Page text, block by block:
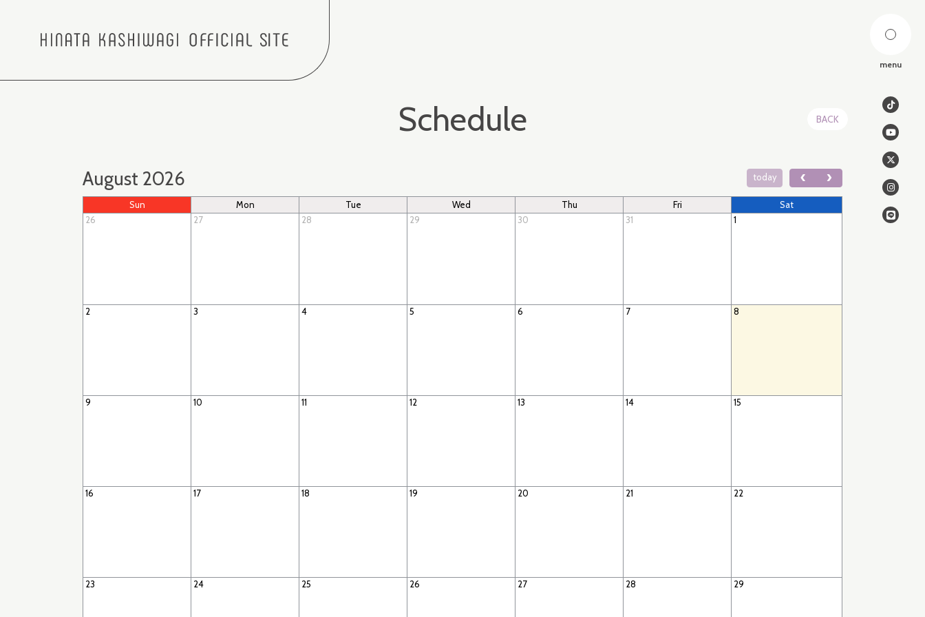
menu
Schedule BACK
August 2026 today
Sun Mon Tue Wed Thu Fri
Sat
26
27 28 29 30 31 1
2 3 4 5 6 7 8
9 10 11 12 13 14 15
16 17 18 19 20 21 22
23 24 25 26 27 28 29